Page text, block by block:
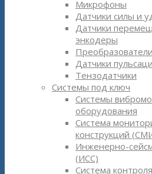
Микрофоны
Датчики силы и
Датчики
энкодеры
Датчики
Тензодатчики
Системы под ключ
Системы
оборудования
Система
конструкций
Инженерно-
(ИСС)
Система